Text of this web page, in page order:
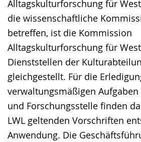
Alltagskulturforschung für
die wissenschaftliche
betreffen, ist die Kommission
Alltagskulturforschung für
Dienststellen der
gleichgestellt. Für die
verwaltungsmäßigen Aufgaben
und Forschungsstelle finden
LWL geltenden Vorschriften
Anwendung. Die